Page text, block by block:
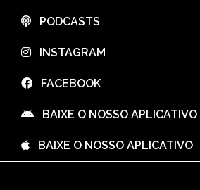
⠀PODCASTS
⠀INSTAGRAM
⠀FACEBOOK
⠀BAIXE O NOSSO APLICATIVO
⠀BAIXE O NOSSO APLICATIVO